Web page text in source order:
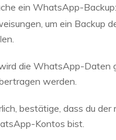
ein WhatsApp-Backup:
um ein Backup
die WhatsApp-Daten
werden.
bestätige, dass du der
Kontos bist.